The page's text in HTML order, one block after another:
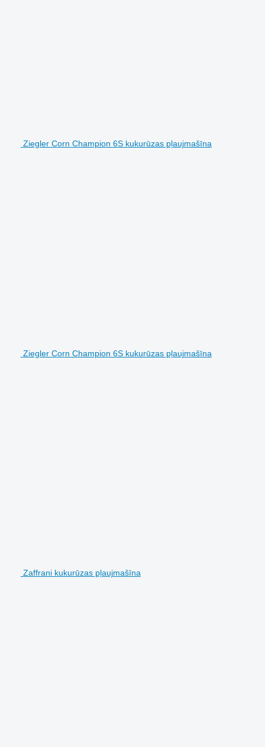
Ziegler Corn Champion 6S kukurūzas pļaujmašīna
Ziegler Corn Champion 6S kukurūzas pļaujmašīna
Zaffrani kukurūzas pļaujmašīna